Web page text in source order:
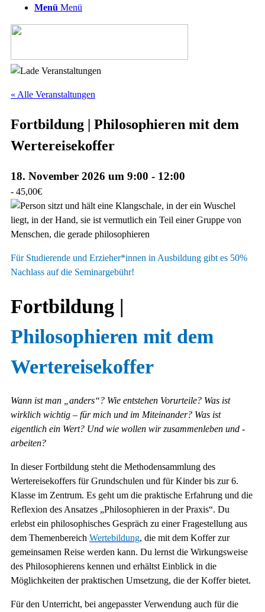
Menü Menü
« Alle Veranstaltungen
Fortbildung | Philosophieren mit dem
Wertereisekoffer
18. November 2026 um 9:00 - 12:00
- 45,00€
Für Studierende und Erzieher*innen in Ausbildung gibt es 50%
Nachlass auf die Seminargebühr!
Fortbildung |
Philosophieren mit dem
Wertereisekoffer
Wann ist man „anders“? Wie entstehen Vorurteile? Was ist
wirklich wichtig – für mich und im Miteinander? Was ist
eigentlich ein Wert? Und wie wollen wir zusammenleben und -
arbeiten?
In dieser Fortbildung steht die Methodensammlung des
Wertereisekoffers für Grundschulen und für Kinder bis zur 6.
Klasse im Zentrum. Es geht um die praktische Erfahrung und die
Reflexion des Ansatzes „Philosophieren in der Praxis“. Du
erlebst ein philosophisches Gespräch zu einer Fragestellung aus
dem Themenbereich Wertebildung, die mit dem Koffer zur
gemeinsamen Reise werden kann. Du lernst die Wirkungsweise
des Philosophierens kennen und erhältst Einblick in die
Möglichkeiten der praktischen Umsetzung, die der Koffer bietet.
Für den Unterricht, bei angepasster Verwendung auch für die